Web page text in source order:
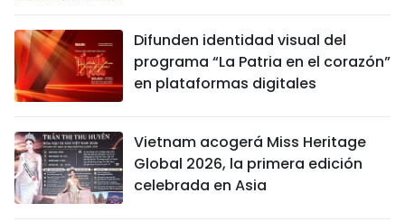
Difunden identidad visual del
programa “La Patria en el corazón”
en plataformas digitales
Vietnam acogerá Miss Heritage
Global 2026, la primera edición
celebrada en Asia